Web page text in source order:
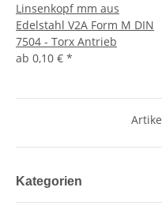
Linsenkopf mm aus
Edelstahl V2A Form M DIN
7504 - Torx Antrieb
ab 0,10 € *
Kategorien